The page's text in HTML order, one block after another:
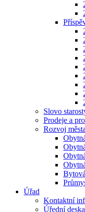
Slovo
Prodeje a
Rozvoj města
Úřad
Kontaktní
Úřední deska